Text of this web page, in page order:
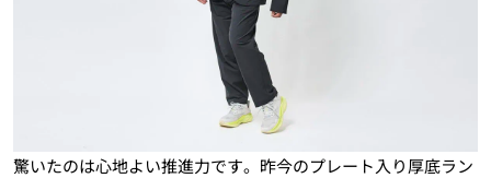
驚いたのは心地よい推進力です。昨今のプレート入り厚底ラン